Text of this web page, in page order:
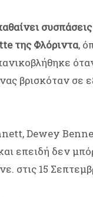
της Φλόριντα,
βρισκόταν σε
Dewey
επειδή δεν
στις 15